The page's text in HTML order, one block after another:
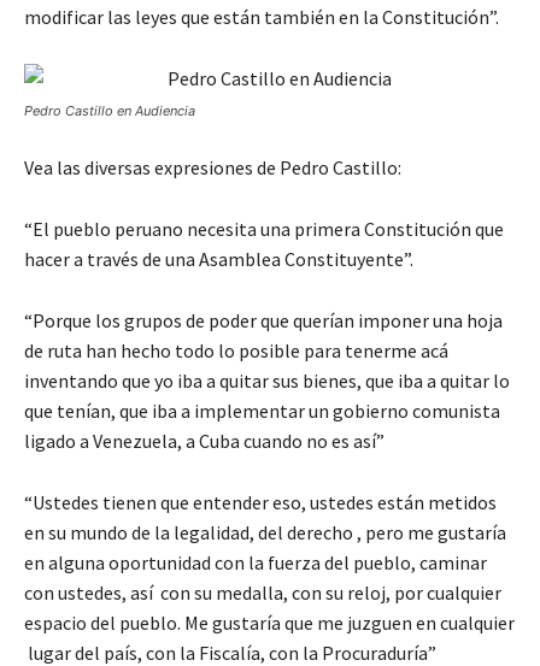
modificar las leyes que están también en la Constitución”.
Pedro Castillo en Audiencia
Vea las diversas expresiones de Pedro Castillo:
“El pueblo peruano necesita una primera Constitución que
hacer a través de una Asamblea Constituyente”.
“Porque los grupos de poder que querían imponer una hoja
de ruta han hecho todo lo posible para tenerme acá
inventando que yo iba a quitar sus bienes, que iba a quitar lo
que tenían, que iba a implementar un gobierno comunista
ligado a Venezuela, a Cuba cuando no es así”
“Ustedes tienen que entender eso, ustedes están metidos
en su mundo de la legalidad, del derecho , pero me gustaría
en alguna oportunidad con la fuerza del pueblo, caminar
con ustedes, así con su medalla, con su reloj, por cualquier
espacio del pueblo. Me gustaría que me juzguen en cualquier
lugar del país, con la Fiscalía, con la Procuraduría”